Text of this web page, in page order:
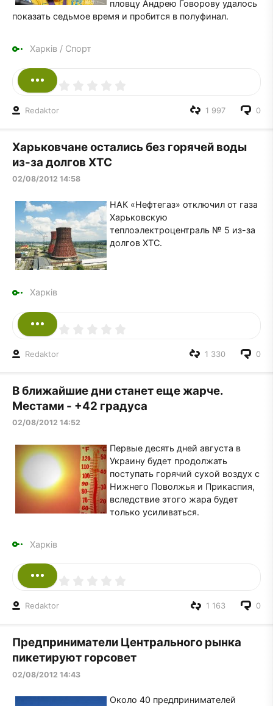
пловцу Андрею Говорову удалось
показать седьмое время и пробится в полуфинал.
Харків / Спорт
Redaktor 0
1 997
Харьковчане остались без горячей воды
из-за долгов ХТС
02/08/2012 14:58
НАК «Нефтегаз» отключил от газа
Харьковскую
теплоэлектроцентраль № 5 из-за
долгов ХТС.
Харків
Redaktor 0
1 330
В ближайшие дни станет еще жарче.
Местами - +42 градуса
02/08/2012 14:52
Первые десять дней августа в
Украину будет продолжать
поступать горячий сухой воздух с
Нижнего Поволжья и Прикаспия,
вследствие этого жара будет
только усиливаться.
Харків
Redaktor 0
1 163
Предприниматели Центрального рынка
пикетируют горсовет
02/08/2012 14:43
Около 40 предпринимателей